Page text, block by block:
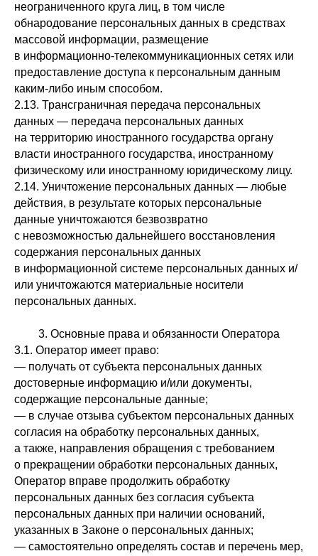
неограниченного круга лиц, в том числе
обнародование персональных данных в средствах
массовой информации, размещение
в информационно-телекоммуникационных сетях или
предоставление доступа к персональным данным
каким-либо иным способом.
2.13. Трансграничная передача персональных
данных — передача персональных данных
на территорию иностранного государства органу
власти иностранного государства, иностранному
физическому или иностранному юридическому лицу.
2.14. Уничтожение персональных данных — любые
действия, в результате которых персональные
данные уничтожаются безвозвратно
с невозможностью дальнейшего восстановления
содержания персональных данных
в информационной системе персональных данных и/
или уничтожаются материальные носители
персональных данных.
3. Основные права и обязанности Оператора
3.1. Оператор имеет право:
— получать от субъекта персональных данных
достоверные информацию и/или документы,
содержащие персональные данные;
— в случае отзыва субъектом персональных данных
согласия на обработку персональных данных,
а также, направления обращения с требованием
о прекращении обработки персональных данных,
Оператор вправе продолжить обработку
персональных данных без согласия субъекта
персональных данных при наличии оснований,
указанных в Законе о персональных данных;
— самостоятельно определять состав и перечень мер,